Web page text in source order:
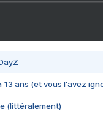
13 ans (et vous l'avez
(littéralement)